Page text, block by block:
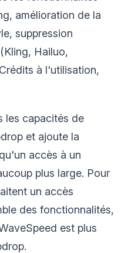
amélioration de la
suppression
Hailuo,
Crédits à l'utilisation,
les capacités de
et ajoute la
accès à un
plus large. Pour
un accès
des fonctionnalités,
est plus